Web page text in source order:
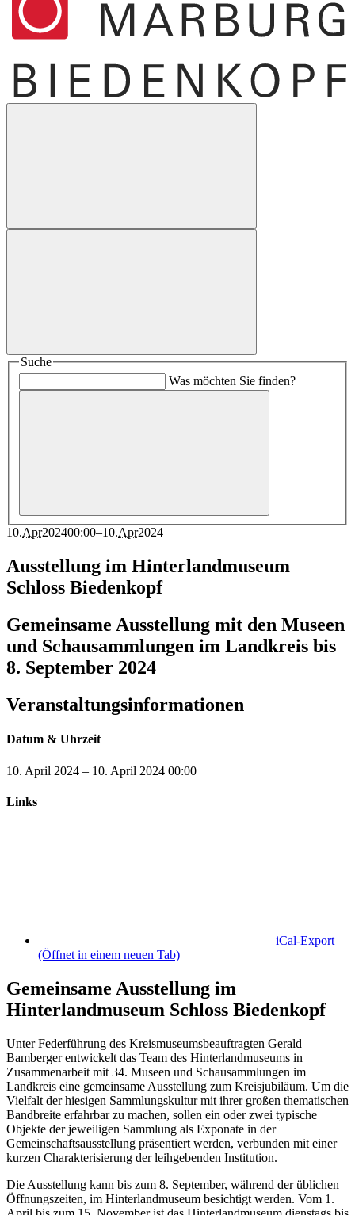
Suche
Was möchten Sie finden?
10.Apr202400:00–10.Apr2024
Ausstellung im Hinterlandmuseum
Schloss Biedenkopf
Gemeinsame Ausstellung mit den Museen
und Schausammlungen im Landkreis bis
8. September 2024
Veranstaltungsinformationen
Datum & Uhrzeit
10. April 2024 – 10. April 2024 00:00
Links
iCal-Export
(Öffnet in einem neuen Tab)
Gemeinsame Ausstellung im
Hinterlandmuseum Schloss Biedenkopf
Unter Federführung des Kreismuseumsbeauftragten Gerald
Bamberger entwickelt das Team des Hinterlandmuseums in
Zusammenarbeit mit 34. Museen und Schausammlungen im
Landkreis eine gemeinsame Ausstellung zum Kreisjubiläum. Um die
Vielfalt der hiesigen Sammlungskultur mit ihrer großen thematischen
Bandbreite erfahrbar zu machen, sollen ein oder zwei typische
Objekte der jeweiligen Sammlung als Exponate in der
Gemeinschaftsausstellung präsentiert werden, verbunden mit einer
kurzen Charakterisierung der leihgebenden Institution.
Die Ausstellung kann bis zum 8. September, während der üblichen
Öffnungszeiten, im Hinterlandmuseum besichtigt werden. Vom 1.